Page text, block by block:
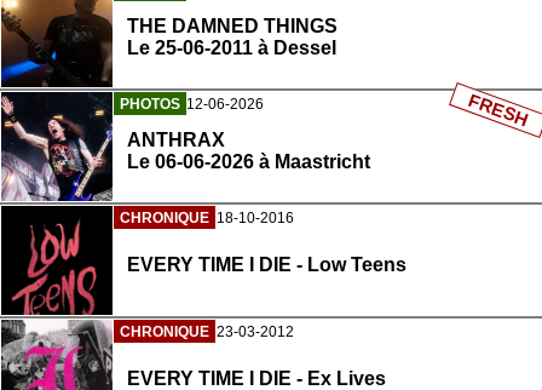
THE DAMNED THINGS
Le 25-06-2011 à Dessel
PHOTOS 12-06-2026
ANTHRAX
Le 06-06-2026 à Maastricht
FRESH
CHRONIQUE 18-10-2016
EVERY TIME I DIE - Low Teens
CHRONIQUE 23-03-2012
EVERY TIME I DIE - Ex Lives